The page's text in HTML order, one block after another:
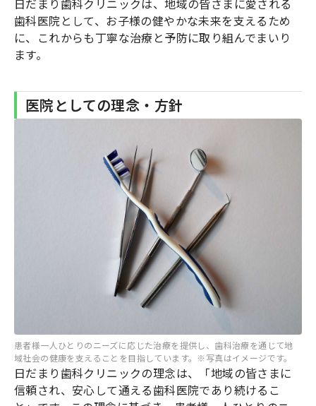
歯科医院として、お子様の健やかな未来を支えるため
に、これからも丁寧な治療と予防に取り組んでまいり
ます。
医院としての理念・方針
患者様一人ひとりのニーズに応じた治療を提供し、歯科治療を通じて地
域社会の健康を支えることを目指しています。※写真はイメージです。
日だまり歯科クリニックの理念は、「地域の皆さまに
信頼され、安心して通える歯科医院であり続けるこ